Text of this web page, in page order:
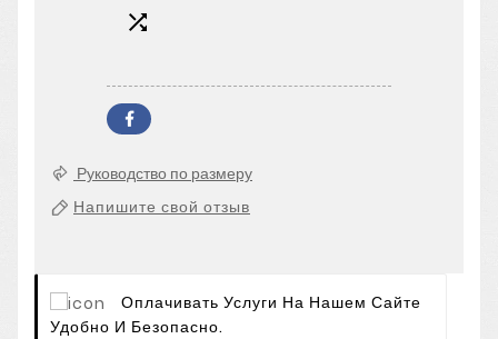

Руководство по размеру
Напишите свой отзыв
Оплачивать Услуги На Нашем Сайте
Удобно И Безопасно.